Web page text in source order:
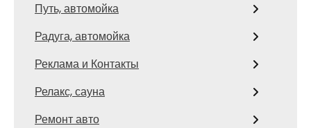
Путь, автомойка
Радуга, автомойка
Реклама и Контакты
Релакс, сауна
Ремонт авто